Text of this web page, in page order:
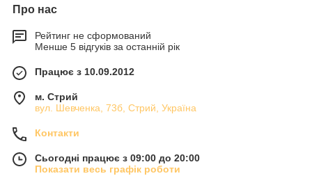
Про нас
Рейтинг не сформований
Менше 5 відгуків за останній рік
Працює з 10.09.2012
м. Стрий
вул. Шевченка, 73б, Стрий, Україна
Контакти
Сьогодні працює з 09:00 до 20:00
Показати весь графік роботи